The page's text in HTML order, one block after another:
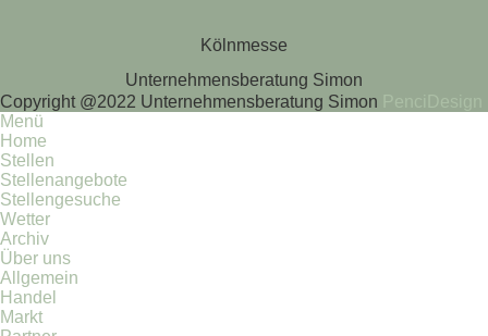
Kölnmesse
Unternehmensberatung Simon
Copyright @2022 Unternehmensberatung Simon
Menü
Home
Stellen
Stellenangebote
Stellengesuche
Wetter
Archiv
Über uns
Allgemein
Handel
Markt